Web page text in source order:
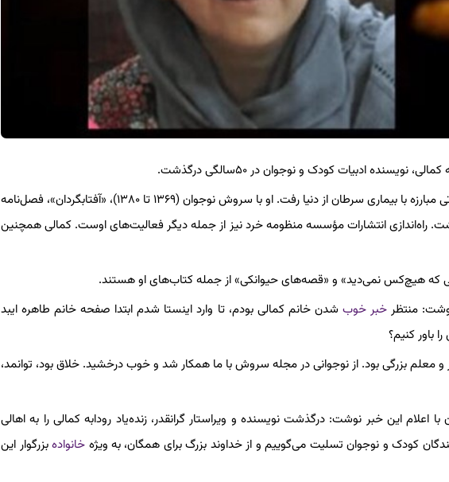
ادبیات کودک و نوجوان در ۵۰سالگی درگذشت.
رودابه کمالی متولد سال ۱۳۵۰ در تهران بود که پس از مدتی مبارزه با بیماری سرطان از دنیا رفت. او با سروش نوجوان (۱۳۶۹ تا ۱۳۸۰)، «آفتابگردان»، فصل‌نامه‌
راه‌اندازی انتشارات مؤسسه منظومه‌ خرد نیز از جمله دیگر فعالیت‌های اوست. کمالی همچنین
منتظرخبر خوب شدن خانم کمالی بودم، تا وارد اینستا شدم ابتدا صفحه خانم طاهره ایبد
باور کنیم؟
و معلم بزرگی بود. از نوجوانی در مجله سروش با ما همکار شد و خوب درخشید. خلاق بود، توانمد،
این خبر نوشت: درگذشت نویسنده و ویراستار گرانقدر، زنده‌یاد رودابه کمالی را به اهالی
کودک و نوجوان تسلیت می‌گوییم و از خداوند بزرگ برای همگان، به ویژه خانوادهبزرگوار این